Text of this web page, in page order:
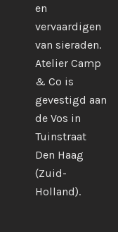
en
vervaardigen
van sieraden.
Atelier Camp
& Co is
gevestigd aan
de Vos in
Tuinstraat
Den Haag
(Zuid-
Holland).